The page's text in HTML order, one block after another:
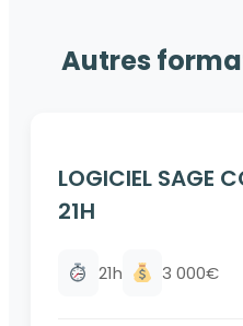
Autres
LOGICIEL SAGE
21H
21h 3 000€